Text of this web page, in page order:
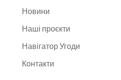
Новини
Наші проєкти
Навігатор Угоди
Контакти